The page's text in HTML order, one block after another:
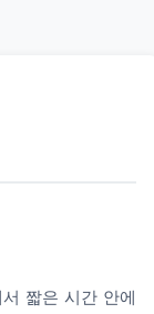
짧은 시간 안에